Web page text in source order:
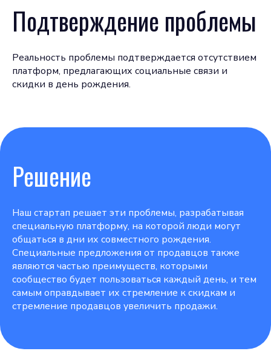
Подтверждение проблемы
Реальность проблемы подтверждается отсутствием
платформ, предлагающих социальные связи и
скидки в день рождения.
Решение
Наш стартап решает эти проблемы, разрабатывая
специальную платформу, на которой люди могут
общаться в дни их совместного рождения.
Специальные предложения от продавцов также
являются частью преимуществ, которыми
сообщество будет пользоваться каждый день, и тем
самым оправдывает их стремление к скидкам и
стремление продавцов увеличить продажи.